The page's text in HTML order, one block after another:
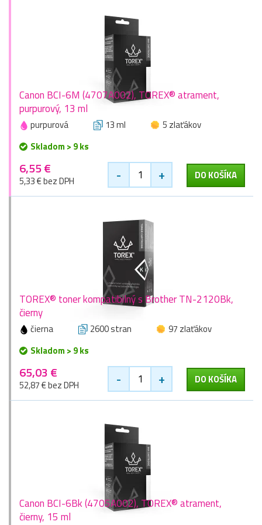
Canon BCI-6M (4707A002), TOREX® atrament,
purpurový, 13 ml
purpurová 13 ml
5 zlaťákov
Skladom > 9 ks
6,55 €
5,33 € bez DPH - + DO KOŠÍKA
TOREX® toner kompatibilný s Brother TN-2120Bk,
čierny
čierna 2600 stran
97 zlaťákov
Skladom > 9 ks
65,03 €
52,87 € bez DPH - + DO KOŠÍKA
Canon BCI-6Bk (4705A002), TOREX® atrament,
čierny, 15 ml